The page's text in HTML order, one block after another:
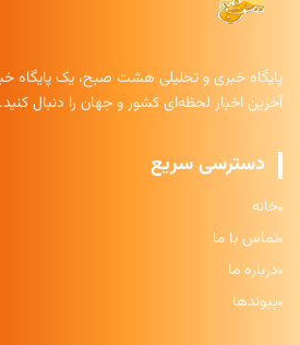
پایگاه خبری و تحلیلی هشت صبح، یک پایگاه
آخرین اخبار لحظه‌ای کشور و جهان را دنبال کنید.
دسترسی سریع
خانه
تماس با ما
درباره ما
پیوندها